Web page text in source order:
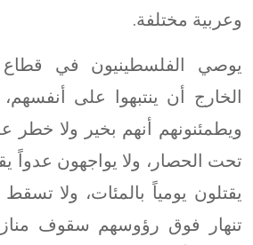
وعربية مختلفة.
يوصي الفلسطينيون في قطاع
الخارج أن ينتبهوا على أنفسهم،
ويطمئنونهم أنهم بخير ولا خطر
تحت الحصار، ولا يواجهون عدواً
يقتلون يومياً بالمئات، ولا تسقط
تنهار فوق رؤوسهم سقوف